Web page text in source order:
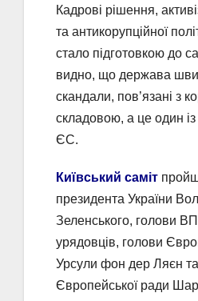
Кадрові рішення,
та антикорупційної
стало підготовкою до
видно, що держава
скандали, пов’язані з
складовою, а це один із
ЄС.
Київський саміт
президента України
Зеленського, голови
урядовців, голови
Урсули фон дер Ляєн
Європейської ради